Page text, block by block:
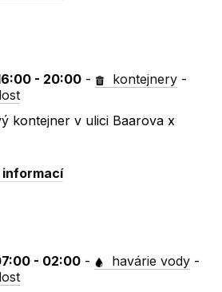
- 20:00 - kontejnery -
kontejner v ulici Baarova x
informací
- 02:00 - havárie vody -